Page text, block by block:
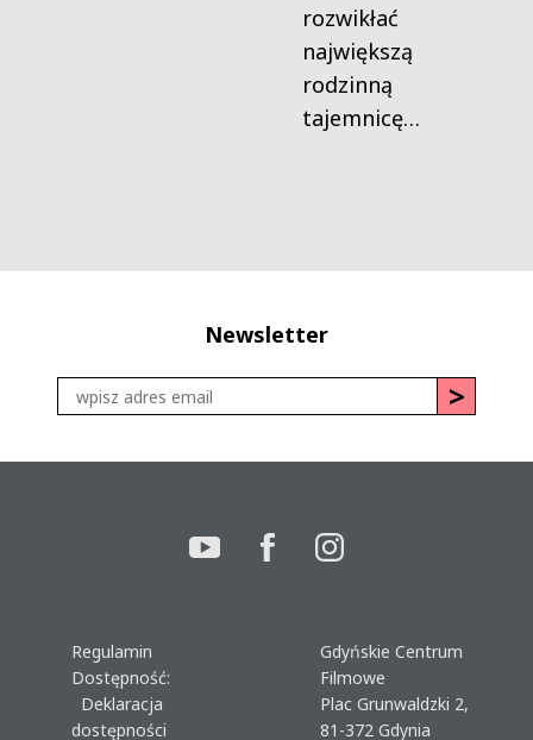
rozwikłać
największą
rodzinną
tajemnicę…
Newsletter
Regulamin
Dostępność:
Deklaracja
dostępności
Gdyńskie Centrum
Filmowe
Plac Grunwaldzki 2,
81-372 Gdynia